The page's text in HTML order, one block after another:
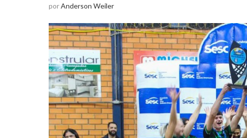
porAnderson Weiler